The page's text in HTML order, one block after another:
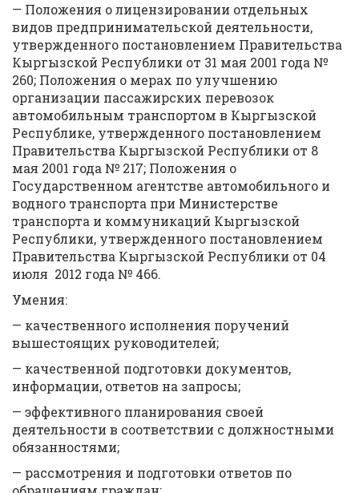
— Положения о лицензировании отдельных
видов предпринимательской деятельности,
утвержденного постановлением Правительства
Кыргызской Республики от 31 мая 2001 года №
260; Положения о мерах по улучшению
организации пассажирских перевозок
автомобильным транспортом в Кыргызской
Республике, утвержденного постановлением
Правительства Кыргызской Республики от 8
мая 2001 года № 217; Положения о
Государственном агентстве автомобильного и
водного транспорта при Министерстве
транспорта и коммуникаций Кыргызской
Республики, утвержденного постановлением
Правительства Кыргызской Республики от 04
июля 2012 года № 466.
Умения:
— качественного исполнения поручений
вышестоящих руководителей;
— качественной подготовки документов,
информации, ответов на запросы;
— эффективного планирования своей
деятельности в соответствии с должностными
обязанностями;
— рассмотрения и подготовки ответов по